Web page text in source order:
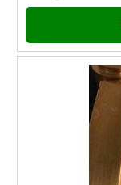
disco de
de alumínio,